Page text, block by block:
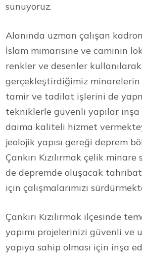
sunuyoruz.
Alanında uzman çalışan
İslam mimarisine ve caminin
renkler ve desenler kullanılarak
gerçekleştirdiğimiz minarelerin
tamir ve tadilat işlerini de
tekniklerle güvenli yapılar inşa
daima kaliteli hizmet
jeolojik yapısı gereği deprem
Çankırı Kızılırmak çelik
de depremde oluşacak
için çalışmalarımızı
Çankırı Kızılırmak ilçesinde
yapımı projelerinizi güvenli ve
yapıya sahip olması için inşa